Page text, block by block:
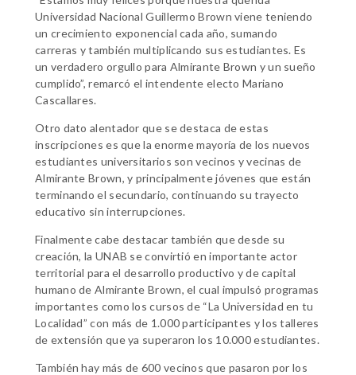
Universidad Nacional Guillermo Brown viene teniendo
un crecimiento exponencial cada año, sumando
carreras y también multiplicando sus estudiantes. Es
un verdadero orgullo para Almirante Brown y un sueño
cumplido”, remarcó el intendente electo Mariano
Cascallares.
Otro dato alentador que se destaca de estas
inscripciones es que la enorme mayoría de los nuevos
estudiantes universitarios son vecinos y vecinas de
Almirante Brown, y principalmente jóvenes que están
terminando el secundario, continuando su trayecto
educativo sin interrupciones.
Finalmente cabe destacar también que desde su
creación, la UNAB se convirtió en importante actor
territorial para el desarrollo productivo y de capital
humano de Almirante Brown, el cual impulsó programas
importantes como los cursos de “La Universidad en tu
Localidad” con más de 1.000 participantes y los talleres
de extensión que ya superaron los 10.000 estudiantes.
También hay más de 600 vecinos que pasaron por los